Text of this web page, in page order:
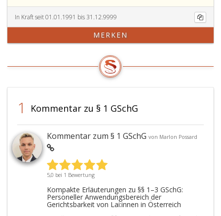
In Kraft seit 01.01.1991 bis 31.12.9999
MERKEN
1 Kommentar zu § 1 GSchG
Kommentar zum § 1 GSchG von Marlon Possard
5,0 bei 1 Bewertung
Kompakte Erläuterungen zu §§ 1–3 GSchG:
Personeller Anwendungsbereich der
Gerichtsbarkeit von Lai:innen in Österreich